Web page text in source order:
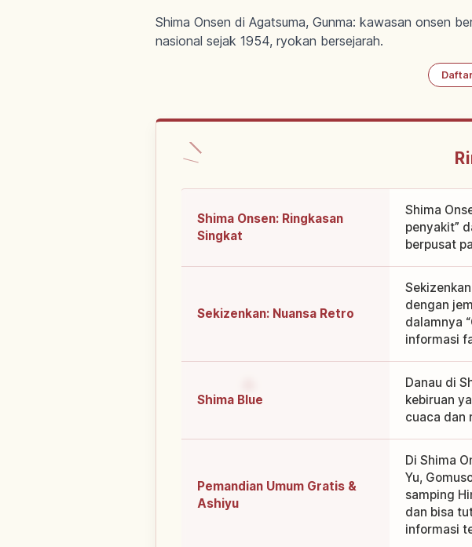
Shima Onsen di Agatsuma, Gunma: kawasan onsen
nasional sejak 1954, ryokan bersejarah.
Shima Onsen: Ringkasan
Singkat
Shima
penyakit”
berpusat
Sekizenkan: Nuansa Retro
dengan
dalamnya
informasi
Shima Blue
Danau di
kebiruan
cuaca dan
Pemandian Umum Gratis &
Ashiyu
Di Shima
Yu,
samping
dan bisa
informasi